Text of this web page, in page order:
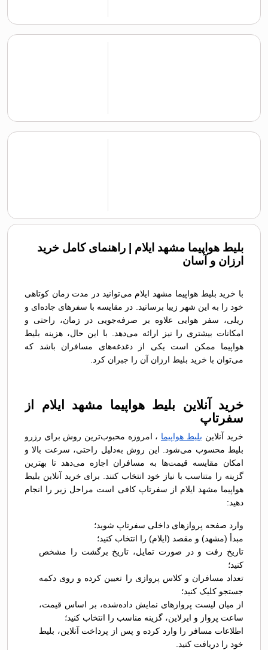
بلیط هواپیما مشهد ایلام | راهنمای کامل خرید
ارزان و آسان
با خرید بلیط هواپیما مشهد ایلام می‌توانید در مدت زمان کوتاهی
خود را به این شهر زیبا برسانید. در مقایسه با سفرهای جاده‌ای و
ریلی، سفر هوایی علاوه بر صرفه‌جویی در زمان، راحتی و
امکانات بیشتری را نیز ارائه می‌دهد. با این حال، هزینه بلیط
هواپیما ممکن است یکی از دغدغه‌های مسافران باشد که
می‌توان با خرید بلیط ارزان آن را جبران کرد.
خرید آنلاین بلیط هواپیما مشهد ایلام از
سفرتاپ
خرید آنلاین بلیط هواپیما ، امروزه محبوب‌ترین روش برای رزرو
بلیط محسوب می‌شود. این روش به‌دلیل راحتی، سرعت بالا و
امکان مقایسه قیمت‌ها به مسافران اجازه می‌دهد تا بهترین
گزینه را متناسب با نیاز خود انتخاب کنند. برای خرید آنلاین بلیط
هواپیما مشهد ایلام از سفرتاپ کافی است مراحل زیر را انجام
دهید:
وارد صفحه پروازهای داخلی سفرتاپ شوید؛
مبدأ (مشهد) و مقصد (ایلام) را انتخاب کنید؛
تاریخ رفت و در صورت تمایل، تاریخ برگشت را مشخص
کنید؛
تعداد مسافران و کلاس پروازی را تعیین کرده و روی دکمه
جستجو کلیک کنید؛
از میان لیست پروازهای نمایش داده‌شده، بر اساس قیمت،
ساعت پرواز و ایرلاین، گزینه مناسب را انتخاب کنید؛
اطلاعات مسافر را وارد کرده و پس از پرداخت آنلاین، بلیط
خود را دریافت کنید.